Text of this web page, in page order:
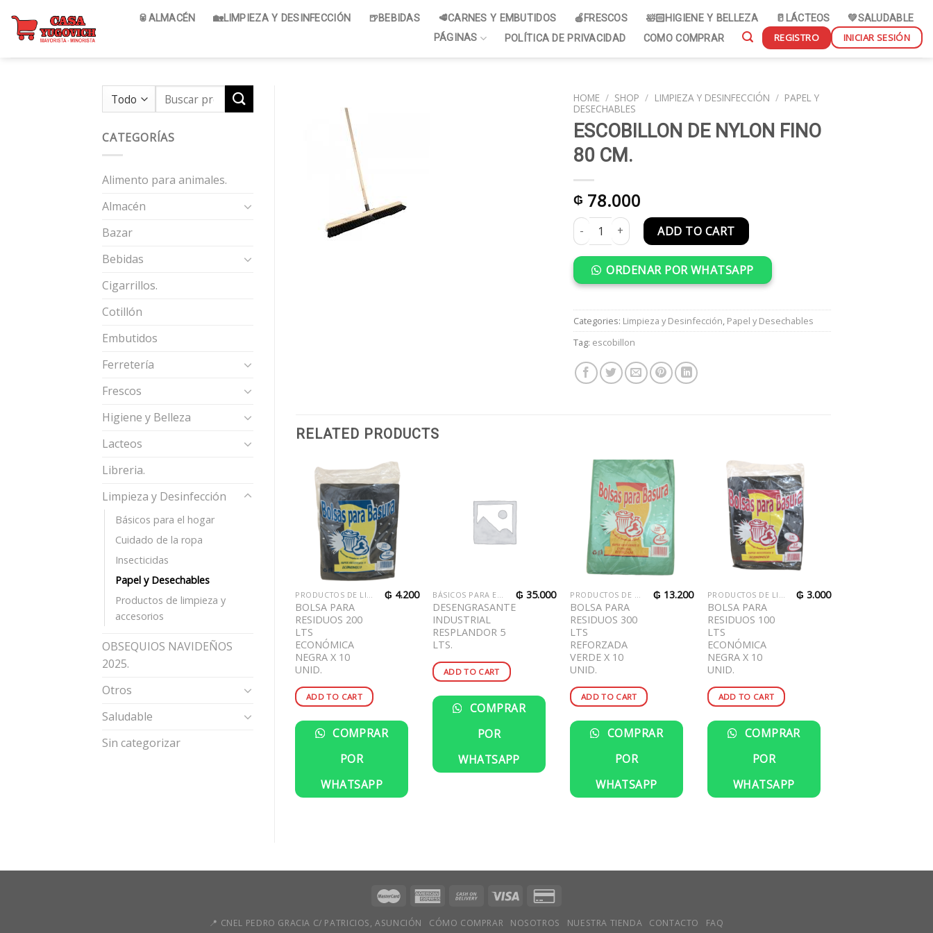
content
🥫ALMACÉN 🏡LIMPIEZA Y DESINFECCIÓN 🍺BEBIDAS 🥩CARNES Y EMBUTIDOS 🍎FRESCOS 🛀🏻HIGIENE Y BELLEZA 🥛LÁCTEOS
💚SALUDABLE
PÁGINAS
POLÍTICA DE PRIVACIDAD COMO COMPRAR REGISTRO INICIAR SESIÓN
Search
for:
CATEGORÍAS
Alimento para animales.
Almacén
Bazar
Bebidas
Cigarrillos.
Cotillón
Embutidos
Ferretería
Frescos
Higiene y Belleza
Lacteos
Libreria.
Limpieza y Desinfección
Básicos para el hogar
Cuidado de la ropa
Insecticidas
Papel y Desechables
Productos de limpieza y
accesorios
OBSEQUIOS NAVIDEÑOS
2025.
Otros
Saludable
Sin categorizar
HOME / SHOP / LIMPIEZA Y DESINFECCIÓN / PAPEL Y
DESECHABLES
ESCOBILLON DE NYLON FINO
80 CM.
₲ 78.000
ESCOBILLON DE NYLON FINO 80 CM. quantity
ADD TO CART
ORDENAR POR WHATSAPP
Categories: Limpieza y Desinfección, Papel y Desechables
Tag: escobillon
RELATED PRODUCTS
PRODUCTOS DE LIMPIEZA Y ACCESORIOS
BOLSA PARA
RESIDUOS 200
LTS
ECONÓMICA
NEGRA X 10
UNID.
₲ 4.200
ADD TO CART
COMPRAR
POR
WHATSAPP
BÁSICOS PARA EL HOGAR
DESENGRASANTE
INDUSTRIAL
RESPLANDOR 5
LTS.
₲ 35.000
ADD TO CART
COMPRAR
POR
WHATSAPP
PRODUCTOS DE LIMPIEZA Y ACCESORIOS
BOLSA PARA
RESIDUOS 300
LTS
REFORZADA
VERDE X 10
UNID.
₲ 13.200
ADD TO CART
COMPRAR
POR
WHATSAPP
PRODUCTOS DE LIMPIEZA Y ACCESORIOS
BOLSA PARA
RESIDUOS 100
LTS
ECONÓMICA
NEGRA X 10
UNID.
₲ 3.000
ADD TO CART
COMPRAR
POR
WHATSAPP
₲7.200
COMPRAR
WHATSAPP
INSECTICIDAS
APARATO
ELÉCTRICO
PASTILLAS.
📍 CNEL PEDRO GRACIA C/ PATRICIOS, ASUNCIÓN CÓMO COMPRAR NOSOTROS NUESTRA TIENDA CONTACTO FAQ